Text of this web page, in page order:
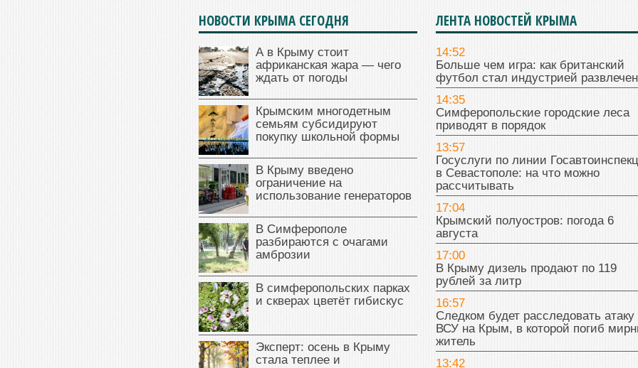
НОВОСТИ КРЫМА СЕГОДНЯ
А в Крыму стоит
африканская жара — чего
ждать от погоды
Крымским многодетным
семьям субсидируют
покупку школьной формы
В Крыму введено
ограничение на
использование генераторов
В Симферополе
разбираются с очагами
амброзии
В симферопольских парках
и скверах цветёт гибискус
Эксперт: осень в Крыму
стала теплее и
ЛЕНТА НОВОСТЕЙ КРЫМА
14:52
Больше чем игра: как британский
футбол стал индустрией
14:35
Симферопольские городские леса
приводят в порядок
13:57
Госуслуги по линии
в Севастополе: на что можно
рассчитывать
17:04
Крымский полуостров: погода 6
августа
17:00
В Крыму дизель продают по 119
рублей за литр
16:57
Следком будет расследовать атаку
ВСУ на Крым, в которой погиб
житель
13:42